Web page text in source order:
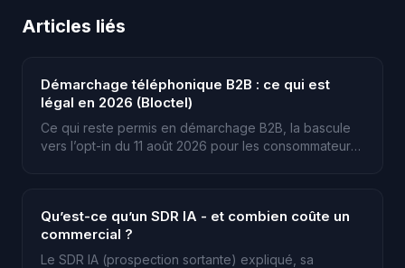
Articles liés
Démarchage téléphonique B2B : ce qui est
légal en 2026 (Bloctel)
Ce qui reste permis en démarchage B2B, la bascule
vers l’opt-in du 11 août 2026 pour les consommateurs,
Qu’est-ce qu’un SDR IA - et combien coûte un
commercial ?
Le SDR IA (prospection sortante) expliqué, sa